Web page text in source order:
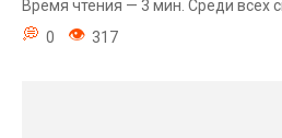
Время чтения — 3 мин. Среди всех
0
317